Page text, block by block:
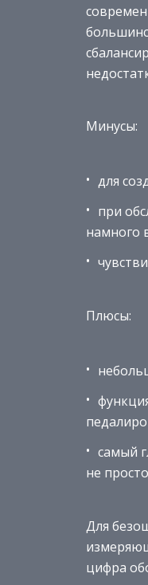
Минусы:
для
при
намного
Плюсы:
самый
не
Для
цифра